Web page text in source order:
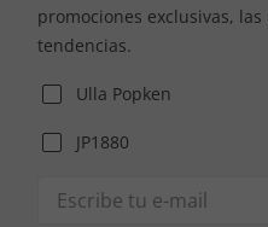
promociones exclusivas,
tendencias.
Ulla Popken
JP1880